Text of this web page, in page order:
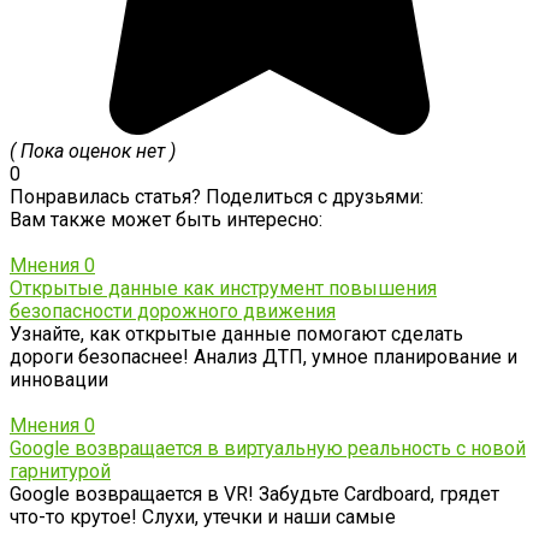
( Пока оценок нет )
0
Понравилась статья? Поделиться с друзьями:
Вам также может быть интересно:
Мнения 0
Открытые данные как инструмент повышения
безопасности дорожного движения
Узнайте, как открытые данные помогают сделать
дороги безопаснее! Анализ ДТП, умное планирование и
инновации
Мнения 0
Google возвращается в виртуальную реальность с новой
гарнитурой
Google возвращается в VR! Забудьте Cardboard, грядет
что-то крутое! Слухи, утечки и наши самые